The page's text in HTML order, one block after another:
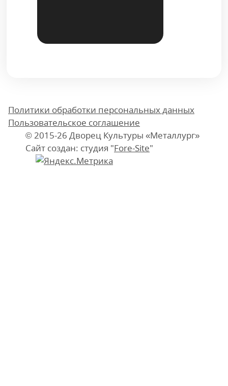
Политики обработки персональных данных
Пользовательское соглашение
© 2015-26 Дворец Культуры «Металлург»
Сайт создан: студия "Fore-Site"